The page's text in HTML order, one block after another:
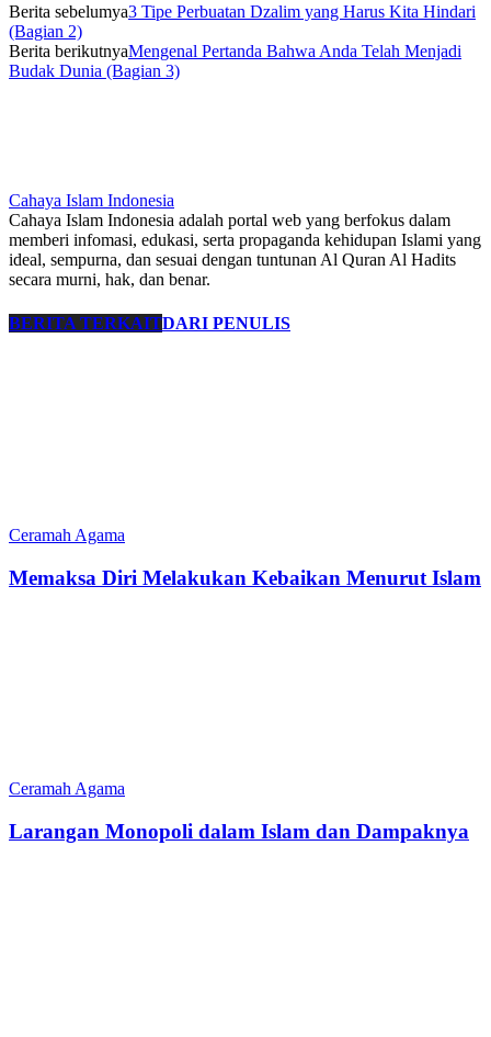
Berita sebelumya3 Tipe Perbuatan Dzalim yang Harus Kita Hindari
(Bagian 2)
Berita berikutnyaMengenal Pertanda Bahwa Anda Telah Menjadi
Budak Dunia (Bagian 3)
Cahaya Islam Indonesia
Cahaya Islam Indonesia adalah portal web yang berfokus dalam
memberi infomasi, edukasi, serta propaganda kehidupan Islami yang
ideal, sempurna, dan sesuai dengan tuntunan Al Quran Al Hadits
secara murni, hak, dan benar.
BERITA TERKAITDARI PENULIS
Ceramah Agama
Memaksa Diri Melakukan Kebaikan Menurut Islam
Ceramah Agama
Larangan Monopoli dalam Islam dan Dampaknya